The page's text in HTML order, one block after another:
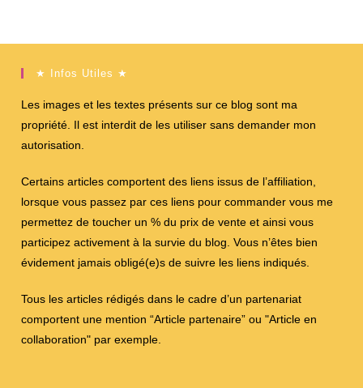
★ Infos Utiles ★
Les images et les textes présents sur ce blog sont ma
propriété. Il est interdit de les utiliser sans demander mon
autorisation.
Certains articles comportent des liens issus de l’affiliation,
lorsque vous passez par ces liens pour commander vous me
permettez de toucher un % du prix de vente et ainsi vous
participez activement à la survie du blog. Vous n’êtes bien
évidement jamais obligé(e)s de suivre les liens indiqués.
Tous les articles rédigés dans le cadre d’un partenariat
comportent une mention “Article partenaire” ou "Article en
collaboration" par exemple.